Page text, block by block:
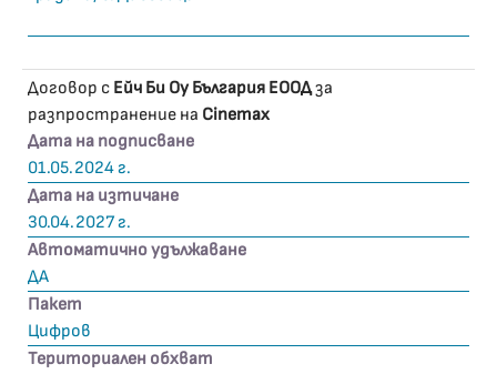
Договор с Ейч Би Оу България ЕООДза
разпространение на Cinemax
Дата на подписване
01.05.2024 г.
Дата на изтичане
30.04.2027 г.
Автоматично удължаване
ДА
Пакет
Цифров
Териториален обхват